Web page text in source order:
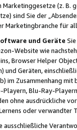
(z. B.
sind Sie der
Marketingbranche für
und Geräte
Website wie
Browser Helper
und Geräten,
im Zusammenhang
Blu-Ray-
ohne ausdrückliche
oder
ausschließliche